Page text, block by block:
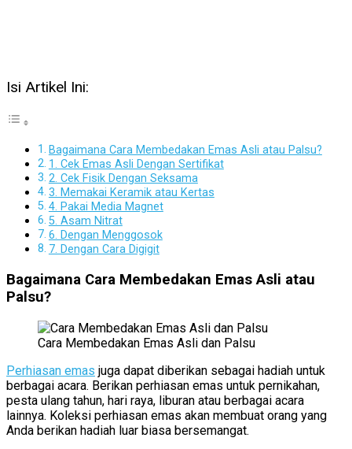
Isi Artikel Ini:
Bagaimana Cara Membedakan Emas Asli atau Palsu?
1. Cek Emas Asli Dengan Sertifikat
2. Cek Fisik Dengan Seksama
3. Memakai Keramik atau Kertas
4. Pakai Media Magnet
5. Asam Nitrat
6. Dengan Menggosok
7. Dengan Cara Digigit
Bagaimana Cara Membedakan Emas Asli atau
Palsu?
Cara Membedakan Emas Asli dan Palsu
Perhiasan emas juga dapat diberikan sebagai hadiah untuk
berbagai acara. Berikan perhiasan emas untuk pernikahan,
pesta ulang tahun, hari raya, liburan atau berbagai acara
lainnya. Koleksi perhiasan emas akan membuat orang yang
Anda berikan hadiah luar biasa bersemangat.